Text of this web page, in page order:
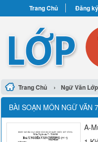
Trang Chủ Đăng ký
Trang Chủ › Ngữ Văn
BÀI SOẠN MÔN NGỮ VĂN
A-